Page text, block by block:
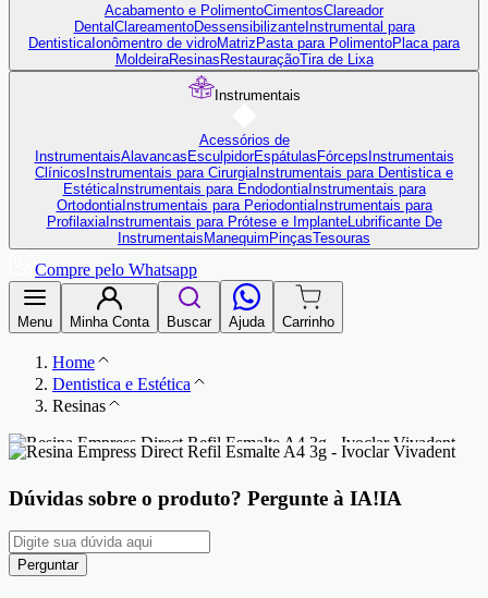
Acabamento e PolimentoCimentosClareador
Dental ClareamentoDessensibilizanteInstrumental para
Dentistica Ionômentro de vidroMatriz Pasta para PolimentoPlaca para
MoldeiraResinas RestauraçãoTira de Lixa
Instrumentais
Acessórios de
InstrumentaisAlavancas EsculpidorEspátulas Fórceps Instrumentais
Clínicos Instrumentais para Cirurgia Instrumentais para Dentistica e
EstéticaInstrumentais para EndodontiaInstrumentais para
OrtodontiaInstrumentais para PeriodontiaInstrumentais para
ProfilaxiaInstrumentais para Prótese e ImplanteLubrificante De
Instrumentais Manequim PinçasTesouras
Compre pelo Whatsapp
Menu Minha Conta Buscar Ajuda Carrinho
Home
Dentistica e Estética
Resinas
Dúvidas sobre o produto? Pergunte à IA!IA
Perguntar